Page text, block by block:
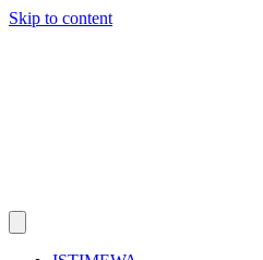
Skip to content